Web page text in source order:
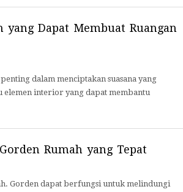
yang Dapat Membuat Ruangan
dalam menciptakan suasana yang
elemen interior yang dapat membantu
Rumah yang Tepat
Gorden dapat berfungsi untuk melindungi